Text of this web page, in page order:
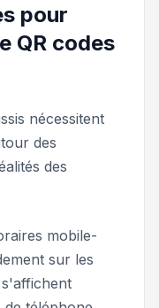
pour
QR codes
nécessitent
des
des
mobile-
sur les